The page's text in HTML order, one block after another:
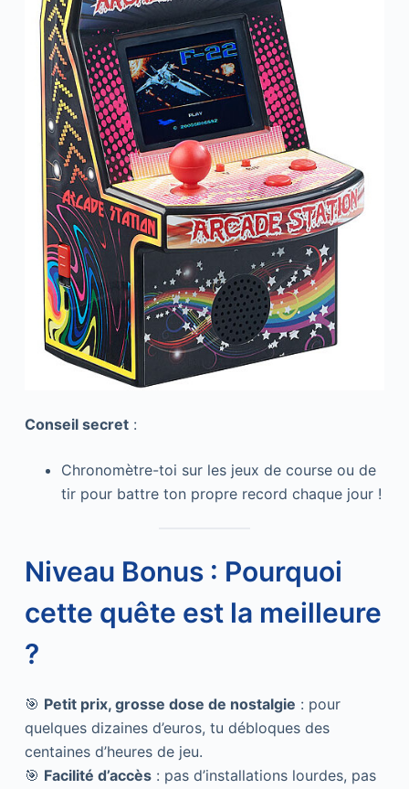
Conseil secret:
Chronomètre-toi sur les jeux de course ou de
tir pour battre ton propre record chaque jour !
Niveau Bonus : Pourquoi
cette quête est la meilleure
?
🎯 Petit prix, grosse dose de nostalgie : pour
quelques dizaines d’euros, tu débloques des
centaines d’heures de jeu.
🎯 Facilité d’accès: pas d’installations lourdes, pas